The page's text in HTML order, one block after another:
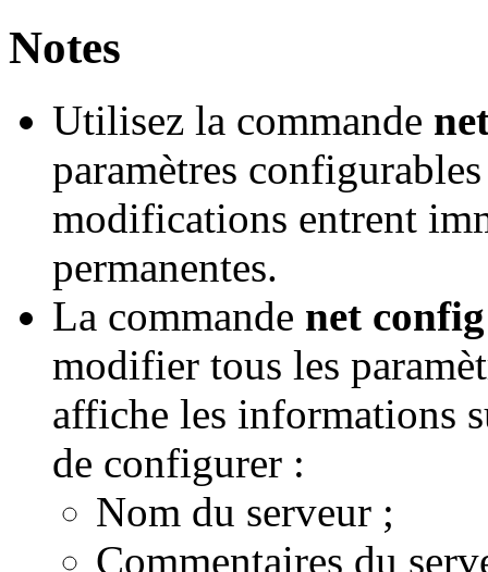
Notes
Utilisez la commande
paramètres
modifications entrent
permanentes.
La commande net
modifier tous les
affiche les informations
de configurer :
Nom du serveur ;
Commentaires du